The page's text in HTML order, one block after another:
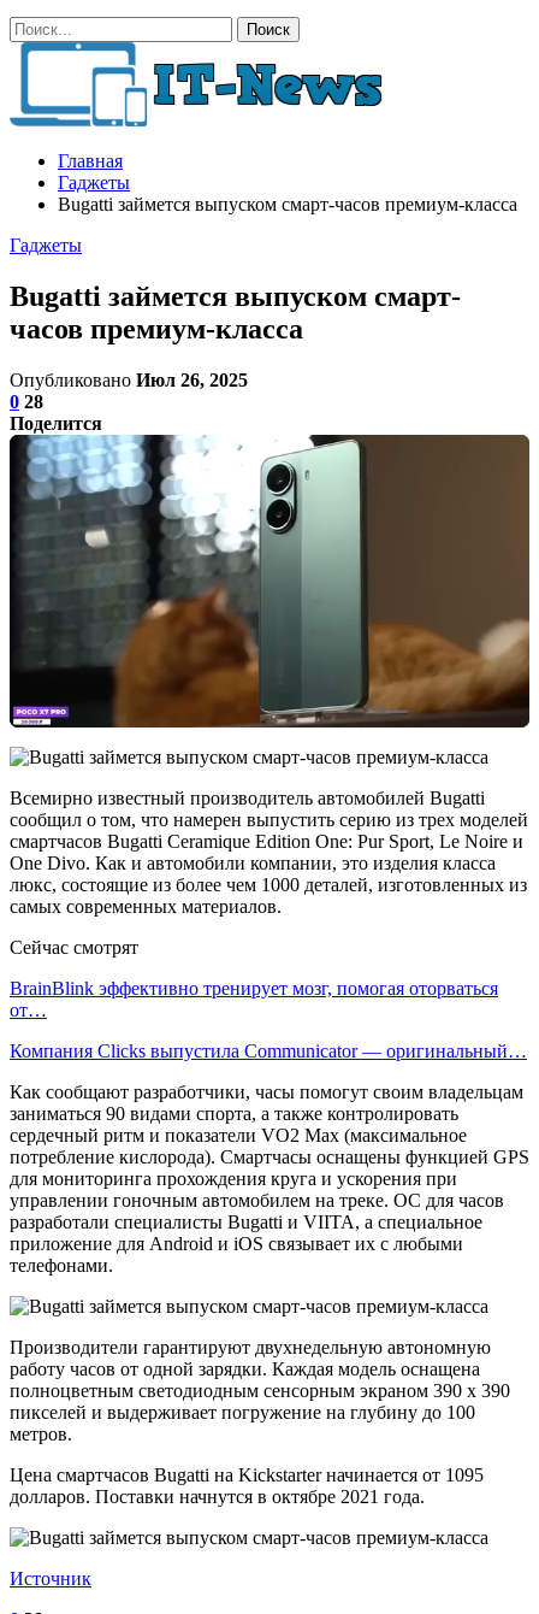
Главная
Гаджеты
Bugatti займется выпуском смарт-часов премиум-класса
Гаджеты
Bugatti займется выпуском смарт-
часов премиум-класса
Опубликовано Июл 26, 2025
0 28
Поделится
Всемирно известный производитель автомобилей Bugatti
сообщил о том, что намерен выпустить серию из трех моделей
смартчасов Bugatti Ceramique Edition One: Pur Sport, Le Noire и
One Divo. Как и автомобили компании, это изделия класса
люкс, состоящие из более чем 1000 деталей, изготовленных из
самых современных материалов.
Сейчас смотрят
BrainBlink эффективно тренирует мозг, помогая оторваться
от…
Компания Clicks выпустила Communicator — оригинальный…
Как сообщают разработчики, часы помогут своим владельцам
заниматься 90 видами спорта, а также контролировать
сердечный ритм и показатели VO2 Max (максимальное
потребление кислорода). Смартчасы оснащены функцией GPS
для мониторинга прохождения круга и ускорения при
управлении гоночным автомобилем на треке. ОС для часов
разработали специалисты Bugatti и VIITA, а специальное
приложение для Android и iOS связывает их с любыми
телефонами.
Производители гарантируют двухнедельную автономную
работу часов от одной зарядки. Каждая модель оснащена
полноцветным светодиодным сенсорным экраном 390 х 390
пикселей и выдерживает погружение на глубину до 100
метров.
Цена смартчасов Bugatti на Kickstarter начинается от 1095
долларов. Поставки начнутся в октябре 2021 года.
Источник